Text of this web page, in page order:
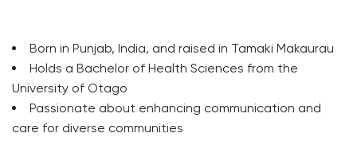
Born in Punjab, India, and raised in Tamaki Makaurau
Holds a Bachelor of Health Sciences from the
University of Otago
Passionate about enhancing communication and
care for diverse communities